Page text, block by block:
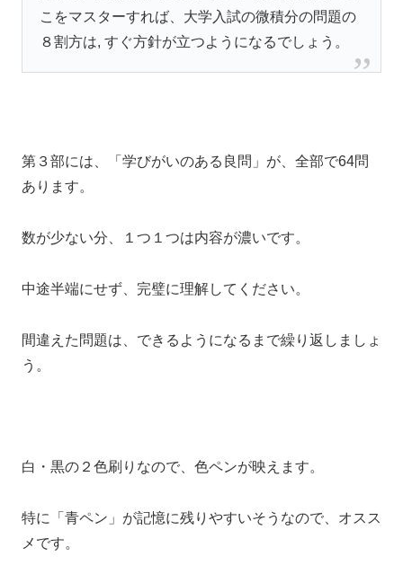
こをマスターすれば、大学入試の微積分の問題の
８割方は, すぐ方針が立つようになるでしょう。
第３部には、「学びがいのある良問」が、全部で64問
あります。
数が少ない分、１つ１つは内容が濃いです。
中途半端にせず、完璧に理解してください。
間違えた問題は、できるようになるまで繰り返しましょ
う。
白・黒の２色刷りなので、色ペンが映えます。
特に「青ペン」が記憶に残りやすいそうなので、オスス
メです。